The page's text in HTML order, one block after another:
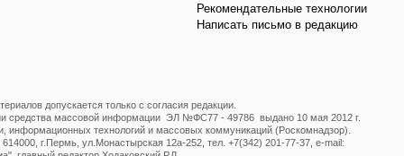
Рекомендательные технологии
Написать письмо в редакцию
допускается только с согласия редакции.
средства массовой информации ЭЛ №ФС77 - 49786 выдано 10 мая 2012 г.
информационных технологий и массовых коммуникаций (Роскомнадзор).
г.Пермь, ул.Монастырская 12а-252, тел. +7(342) 201-77-37, e-mail: